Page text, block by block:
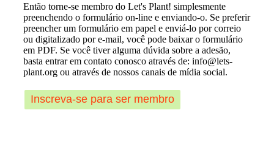
Então torne-se membro do Let's Plant! simplesmente
preenchendo o formulário on-line e enviando-o. Se preferir
preencher um formulário em papel e enviá-lo por correio
ou digitalizado por e-mail, você pode baixar o formulário
em PDF. Se você tiver alguma dúvida sobre a adesão,
basta entrar em contato conosco através de: info@lets-
plant.org ou através de nossos canais de mídia social.
Inscreva-se para ser membro